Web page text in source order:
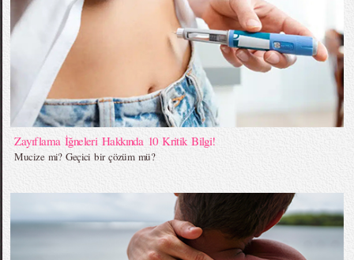
Zayıflama İğneleri Hakkında 10 Kritik Bilgi!
Mucize mi? Geçici bir çözüm mü?